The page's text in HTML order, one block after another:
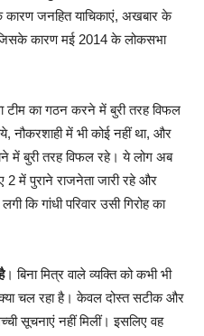
जनहित याचिकाएं, अखबार के
कारण मई 2014 के लोकसभा
टीम का गठन करने में बुरी तरह विफल
नौकरशाही में भी कोई नहीं था, और
में बुरी तरह विफल रहे। ये लोग अब
में पुराने राजनेता जारी रहे और
कि गांधी परिवार उसी गिरोह का
। बिना मित्र वाले व्यक्ति को कभी भी
चल रहा है। केवल दोस्त सटीक और
सूचनाएं नहीं मिलीं। इसलिए वह